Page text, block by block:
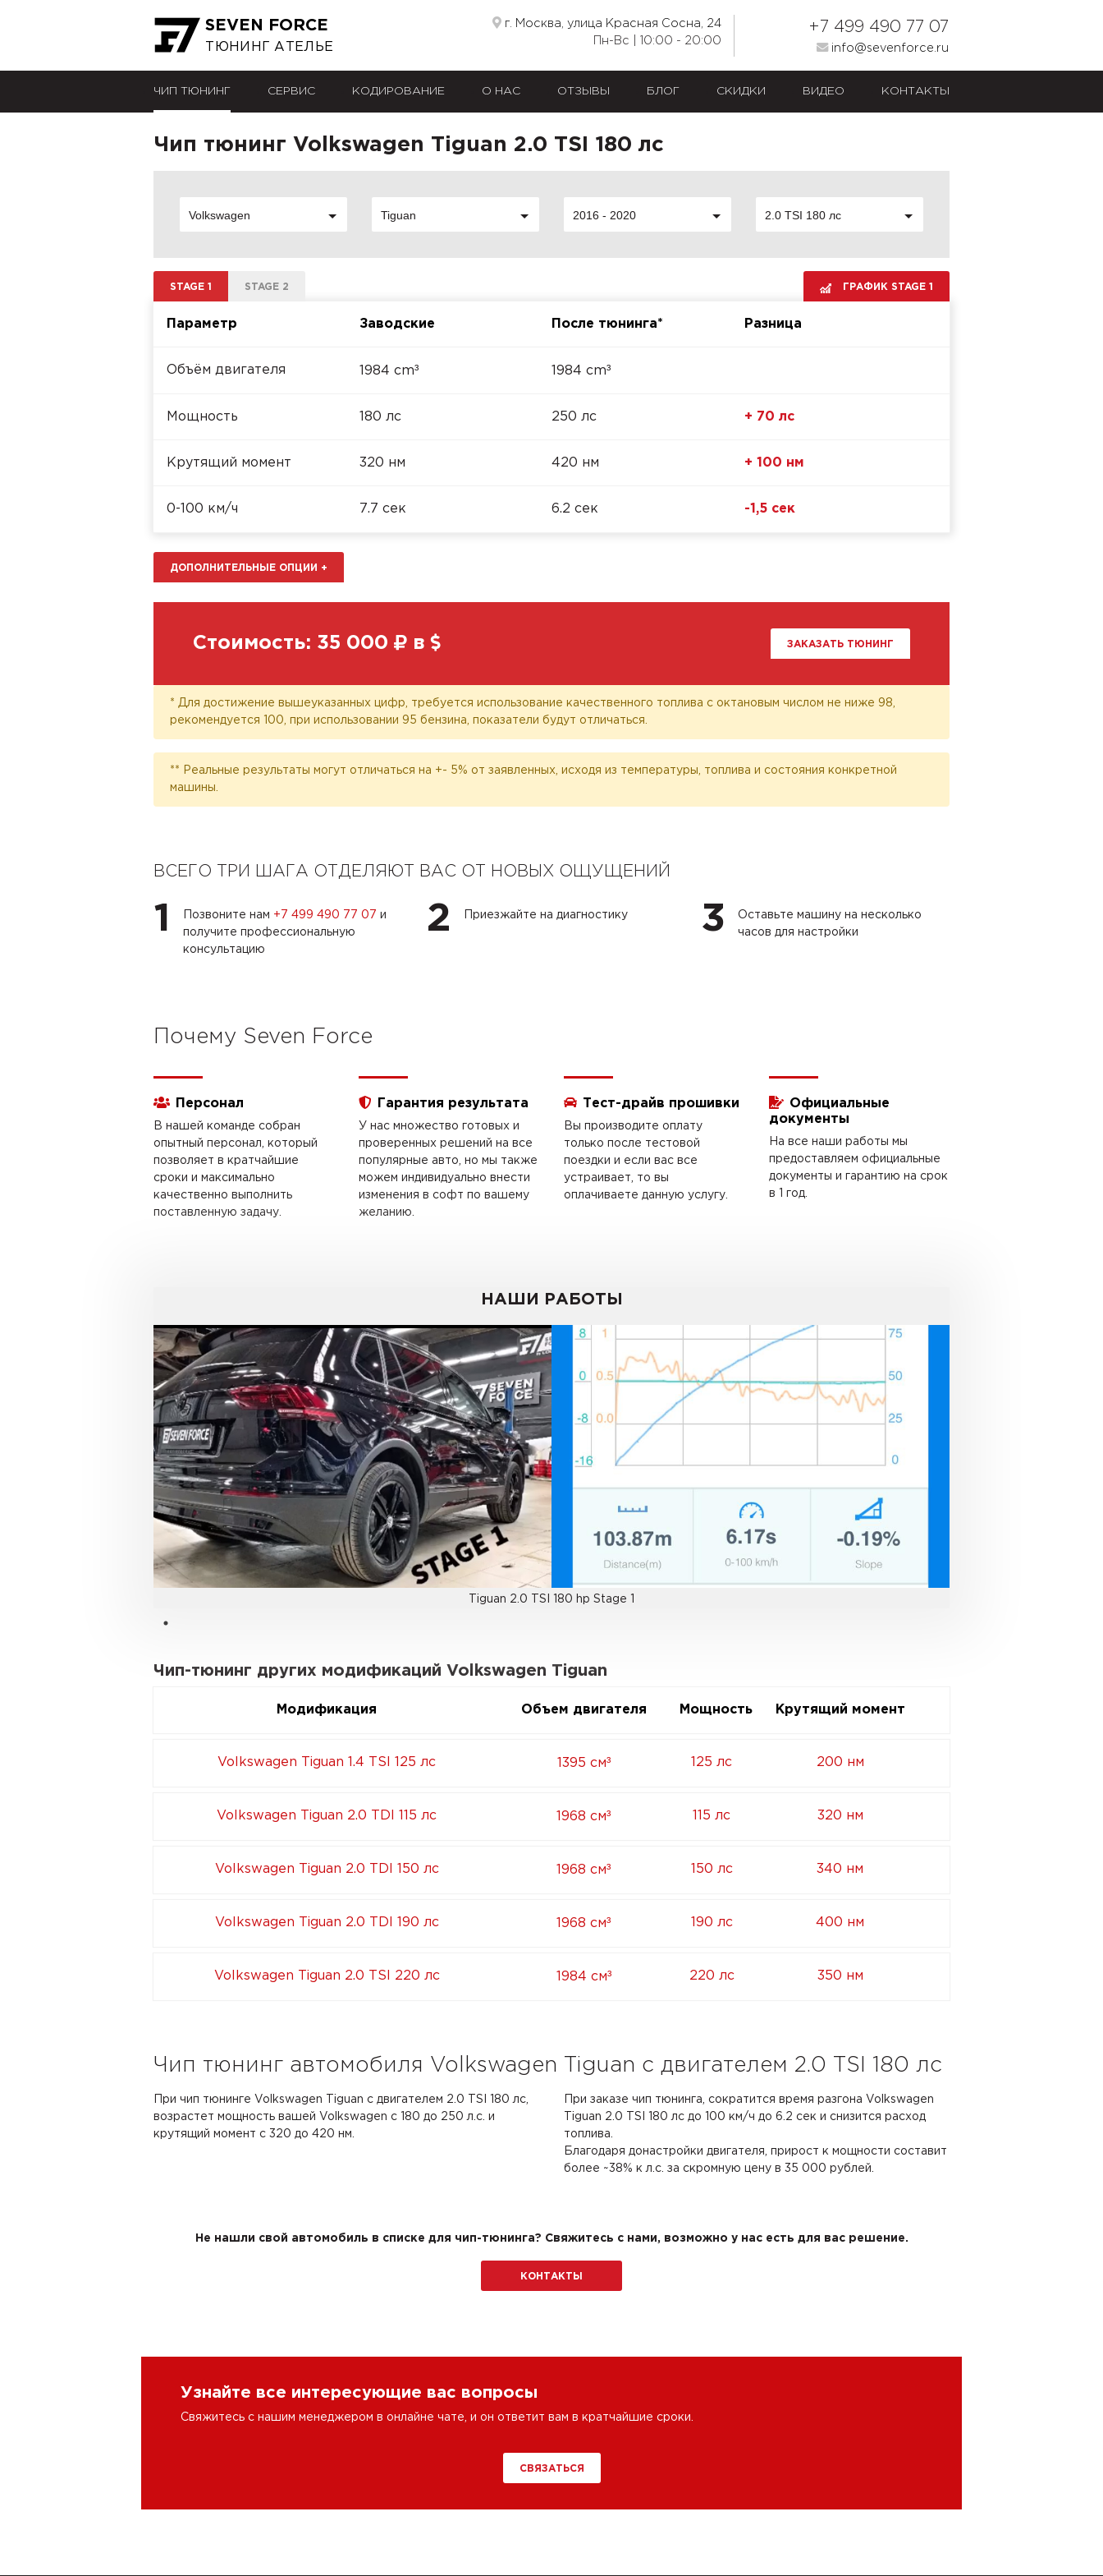
SEVEN FORCE
ТЮНИНГ АТЕЛЬЕ
г. Москва, улица Красная Сосна, 24
Пн-Вс | 10:00 - 20:00
+7 499 490 77 07
info@sevenforce.ru
ЧИП ТЮНИНГ СЕРВИС КОДИРОВАНИЕ О НАС ОТЗЫВЫ БЛОГ СКИДКИ ВИДЕО КОНТАКТЫ
Чип тюнинг Volkswagen Tiguan 2.0 TSI 180 лс
Volkswagen Tiguan 2016 - 2020 2.0 TSI 180 лс
STAGE 1 STAGE 2 ГРАФИК STAGE 1
Параметр Заводские После тюнинга* Разница
Объём двигателя 1984 cm³ 1984 cm³
Мощность 180 лс 250 лс + 70 лс
Крутящий момент 320 нм 420 нм + 100 нм
0-100 км/ч 7.7 сек 6.2 сек -1,5 сек
ДОПОЛНИТЕЛЬНЫЕ ОПЦИИ +
Стоимость: 35 000 в ЗАКАЗАТЬ ТЮНИНГ
* Для достижение вышеуказанных цифр, требуется использование качественного топлива с октановым числом не ниже 98,
рекомендуется 100, при использовании 95 бензина, показатели будут отличаться.
** Реальные результаты могут отличаться на +- 5% от заявленных, исходя из температуры, топлива и состояния конкретной
машины.
ВСЕГО ТРИ ШАГА ОТДЕЛЯЮТ ВАС ОТ НОВЫХ ОЩУЩЕНИЙ
1 Позвоните нам +7 499 490 77 07
и
получите профессиональную
консультацию
2 Приезжайте на диагностику 3
Оставьте машину на несколько
часов для настройки
Почему Seven Force
Персонал
В нашей команде собран
опытный персонал, который
позволяет в кратчайшие
сроки и максимально
качественно выполнить
поставленную задачу.
Гарантия результата
У нас множество готовых и
проверенных решений на все
популярные авто, но мы также
можем индивидуально внести
изменения в софт по вашему
желанию.
Тест-драйв прошивки
Вы производите оплату
только после тестовой
поездки и если вас все
устраивает, то вы
оплачиваете данную услугу.
Официальные
документы
На все наши работы мы
предоставляем официальные
документы и гарантию на срок
в 1 год.
НАШИ РАБОТЫ
Tiguan 2.0 TSI 180 hp Stage 1
Чип-тюнинг других модификаций Volkswagen Tiguan
Модификация Объем двигателя Мощность Крутящий момент
Volkswagen Tiguan 1.4 TSI 125 лс 1395 см³ 125 лс 200 нм
Volkswagen Tiguan 2.0 TDI 115 лс 1968 см³ 115 лс 320 нм
Volkswagen Tiguan 2.0 TDI 150 лс 1968 см³ 150 лс 340 нм
Volkswagen Tiguan 2.0 TDI 190 лс 1968 см³ 190 лс 400 нм
Volkswagen Tiguan 2.0 TSI 220 лс 1984 см³ 220 лс 350 нм
Чип тюнинг автомобиля Volkswagen Tiguan с двигателем 2.0 TSI 180 лс
При чип тюнинге Volkswagen Tiguan с двигателем 2.0 TSI 180 лс,
возрастет мощность вашей Volkswagen с 180 до 250 л.с. и
крутящий момент с 320 до 420 нм.
При заказе чип тюнинга, сократится время разгона Volkswagen
Tiguan 2.0 TSI 180 лс до 100 км/ч до 6.2 сек и снизится расход
топлива.
Благодаря донастройки двигателя, прирост к мощности составит
более ~38% к л.с. за скромную цену в 35 000 рублей.
Не нашли свой автомобиль в списке для чип-тюнинга? Свяжитесь с нами, возможно у нас есть для вас решение.
КОНТАКТЫ
Узнайте все интересующие вас вопросы
Свяжитесь с нашим менеджером в онлайне чате, и он ответит вам в кратчайшие сроки.
СВЯЗАТЬСЯ